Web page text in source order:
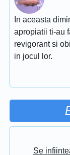
In aceasta
apropiatii ti-au
revigorant si
in jocul lor.
Se